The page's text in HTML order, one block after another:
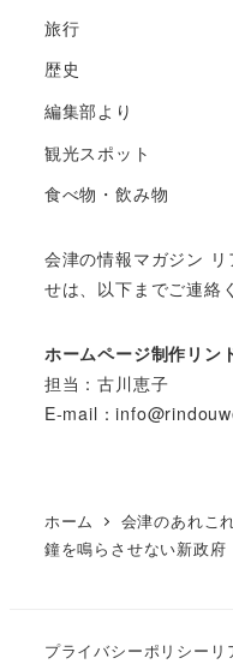
旅行
歴史
編集部より
観光スポット
食べ物・飲み物
会津の情報マガジン
せは、以下までご連絡
ホームページ制作リン
担当：古川恵子
E-mail：
ホーム 会津のあれこ
鐘を鳴らさせない新政府
プライバシーポリシー